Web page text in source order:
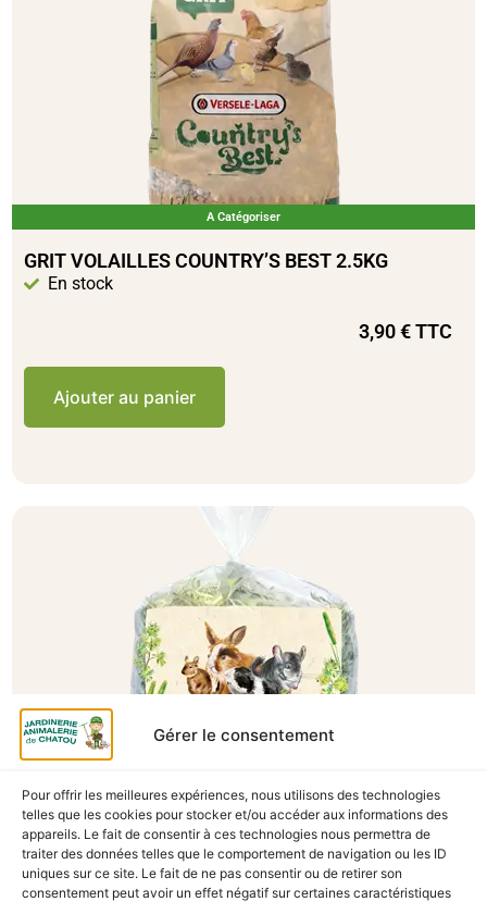
Gérer le consentement
Pour offrir les meilleures expériences, nous utilisons des technologies
telles que les cookies pour stocker et/ou accéder aux informations des
appareils. Le fait de consentir à ces technologies nous permettra de
traiter des données telles que le comportement de navigation ou les ID
uniques sur ce site. Le fait de ne pas consentir ou de retirer son
consentement peut avoir un effet négatif sur certaines caractéristiques
A Catégoriser
GRIT VOLAILLES COUNTRY’S BEST 2.5KG
En stock
3,90€TTC
Ajouter au panier
A Catégoriser
FOIN CAROTTES ET POTIRONS 500G
En stock